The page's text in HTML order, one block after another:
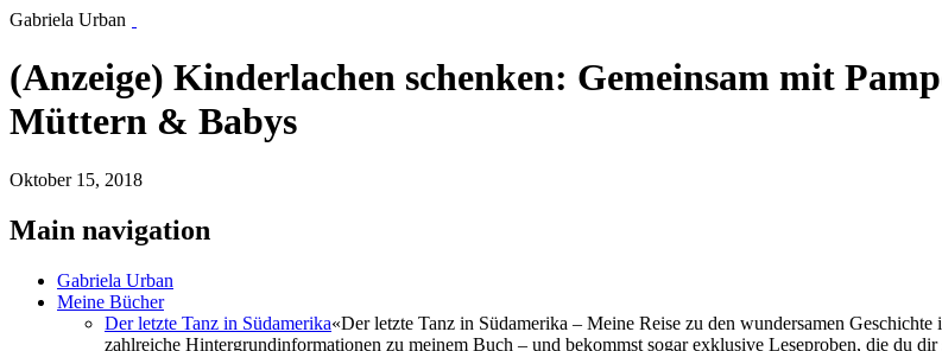
Gabriela Urban
(Anzeige) Kinderlachen schenken: Gemeinsam mit
Müttern & Babys
Oktober 15, 2018
Main navigation
Gabriela Urban
Meine Bücher
Der letzte Tanz in Südamerika«Der letzte Tanz in Südamerika – Meine Reise zu den wundersamen
zahlreiche Hintergrundinformationen zu meinem Buch – und bekommst sogar exklusive Leseproben, die du dir